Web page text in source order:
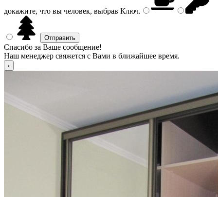
докажите, что вы человек, выбрав Ключ.
Спасибо за Ваше сообщение!
Наш менеджер свяжется с Вами в ближайшее время.